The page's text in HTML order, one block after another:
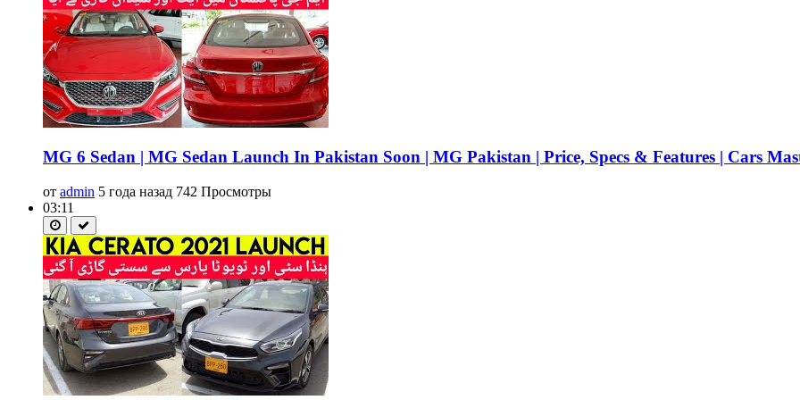
MG 6 Sedan | MG Sedan Launch In Pakistan Soon | MG Pakistan | Price, Specs & Features | Cars
от admin 5 года назад 742 Просмотры
03:11